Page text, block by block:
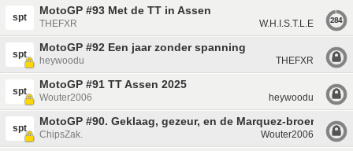
spt
MotoGP #93 Met de TT in Assen
THEFXR W.H.I.S.T.L.E 284
spt
MotoGP #92 Een jaar zonder spanning
heywoodu THEFXR
spt
MotoGP #91 TT Assen 2025
Wouter2006 heywoodu
spt
MotoGP #90. Geklaag, gezeur, en de Marquez-broertjes.
ChipsZak. Wouter2006